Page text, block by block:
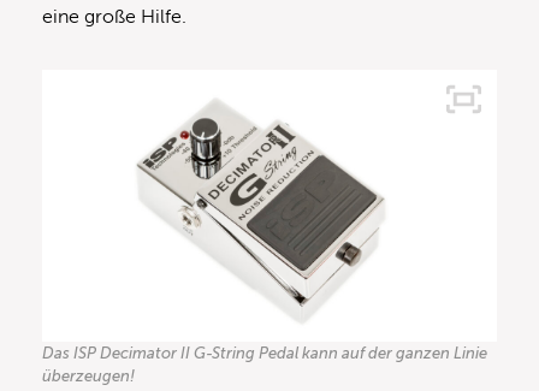
eine große Hilfe.
Das ISP Decimator II G-String Pedal kann auf der ganzen Linie
überzeugen!